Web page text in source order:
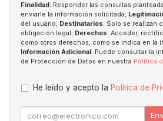
Finalidad: Responder las consultas
enviarle la información solicitada;
del usuario; Destinatarios: Solo se realizan
obligación legal; Derechos: Acceder,
como otros derechos, como se indica en la
Información Adicional: Puede consultar la
de Protección de Datos en nuestra Política
He leído y acepto la Política de